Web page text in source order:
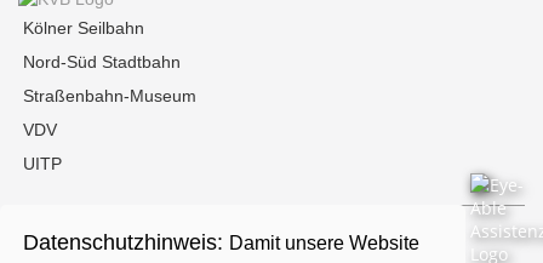
Datenschutzhinweis: Damit unsere Website
Kölner Seilbahn
Nord-Süd Stadtbahn
Straßenbahn-Museum
VDV
UITP